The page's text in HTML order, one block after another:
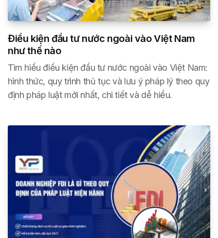
Điều kiện đầu tư nước ngoài vào Việt Nam
như thế nào
Tìm hiểu điều kiện đầu tư nước ngoài vào Việt Nam:
hình thức, quy trình thủ tục và lưu ý pháp lý theo quy
định pháp luật mới nhất, chi tiết và dễ hiểu.